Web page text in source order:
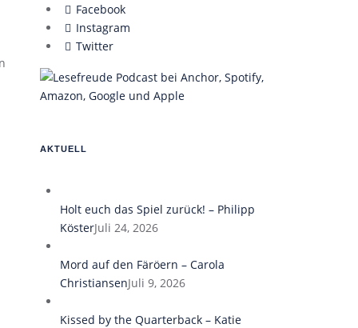
Facebook
Instagram
Twitter
AKTUELL
Holt euch das Spiel zurück! – Philipp
KösterJuli 24, 2026
Mord auf den Färöern – Carola
ChristiansenJuli 9, 2026
Kissed by the Quarterback – Katie